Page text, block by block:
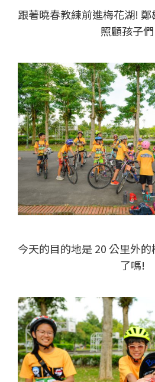
跟著曉春教練前進梅花湖!
照顧孩子們
今天的目的地是 20 公里外
了嗎!